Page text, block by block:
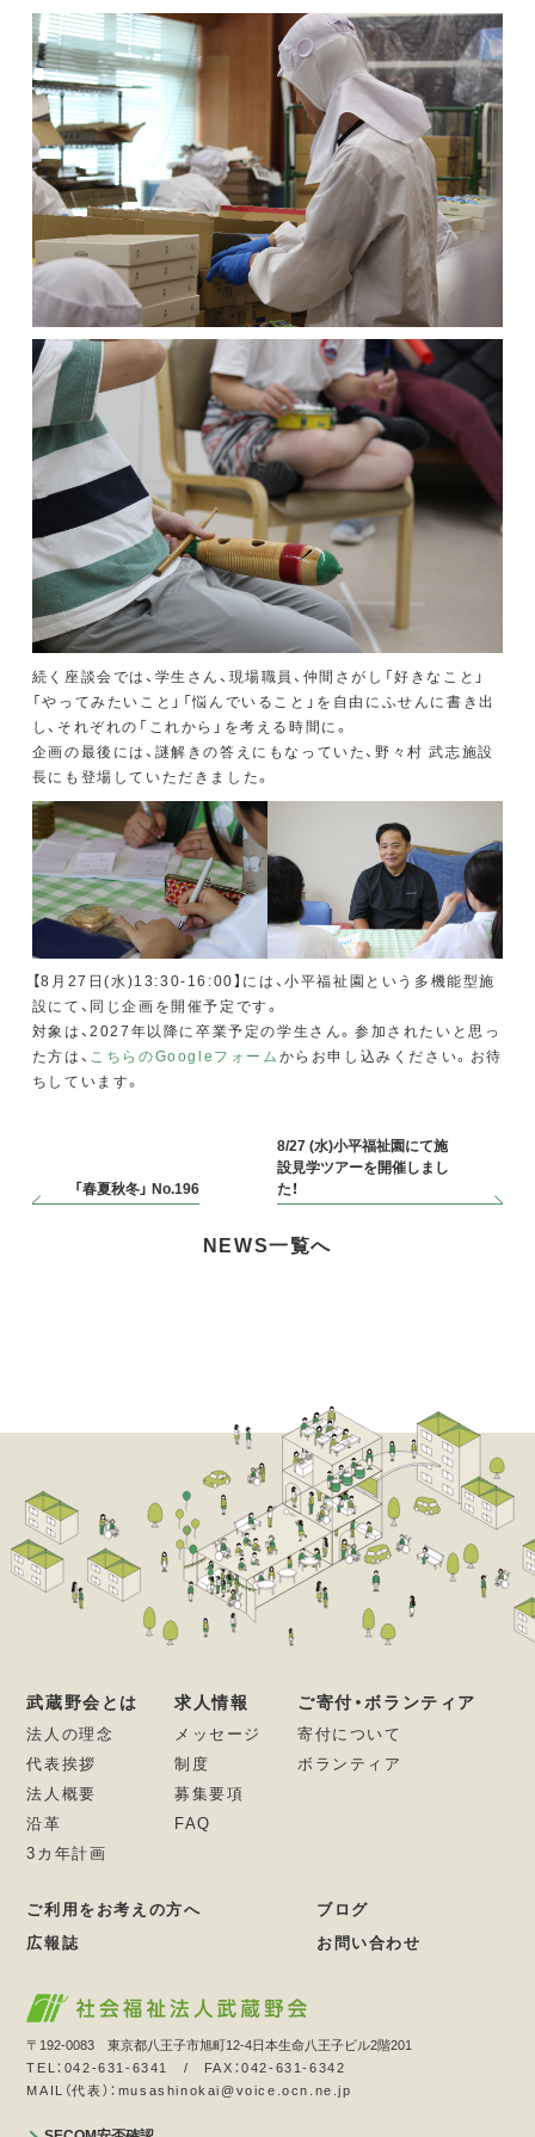
続く座談会では、学生さん、現場職員、仲間さがし「好きなこと」
「やってみたいこと」「悩んでいること」を自由にふせんに書き出
し、それぞれの「これから」を考える時間に。
企画の最後には、謎解きの答えにもなっていた、野々村 武志施設
長にも登場していただきました。
【8月27日(水)13:30-16:00】には、小平福祉園という多機能型施
設にて、同じ企画を開催予定です。
対象は、2027年以降に卒業予定の学生さん。参加されたいと思っ
た方は、 こちらのGoogleフォーム からお申し込みください。お待
ちしています。
「春夏秋冬」 No.196
8/27 (水)小平福祉園にて施
設見学ツアーを開催しまし
た！
NEWS一覧へ
武蔵野会とは
法人の理念
代表挨拶
法人概要
沿革
3カ年計画
求人情報
メッセージ
制度
募集要項
FAQ
ご寄付・ボランティア
寄付について
ボランティア
ご利用をお考えの方へ
ブログ
広報誌
お問い合わせ
〒192-0083 東京都八王子市旭町12-4日本生命八王子ビル2階201
TEL：042-631-6341 / FAX：042-631-6342
MAIL（代表）：musashinokai@voice.ocn.ne.jp